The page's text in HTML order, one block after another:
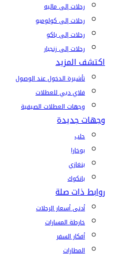
رحلات إلى ماليه
رحلات إلى كولومبو
رحلات إلى باكو
رحلات إلى زنجبار
اكتشف المزيد
تأشيرة الدخول عند الوصول
فلاي دبي للعطلات
وجهات العطلات الصيفية
وجهات جديدة
حلب
بوخارا
بنغازي
بانكوك
روابط ذات صلة
أدنى أسعار الرحلات
خارطة المسارات
أفكار السفر
المطارات